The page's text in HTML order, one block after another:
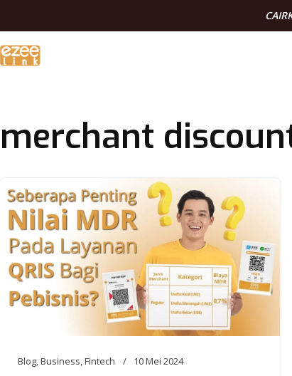
merchant
Blog,Business,Fintech 10 Mei 2024